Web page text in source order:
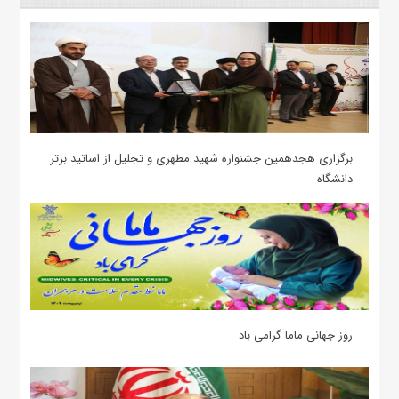
برگزاری هجدهمین جشنواره شهید مطهری و تجلیل از اساتید برتر
دانشگاه
روز جهانی ماما گرامی باد